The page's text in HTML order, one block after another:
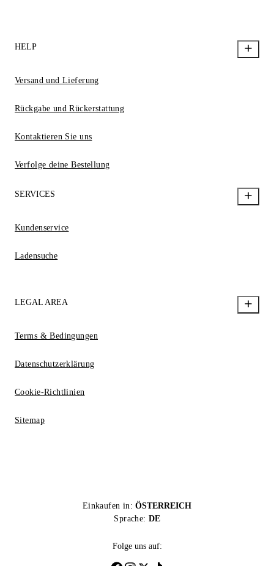
HELP
Versand und Lieferung
Rückgabe und Rückerstattung
Kontaktieren Sie uns
Verfolge deine Bestellung
SERVICES
Kundenservice
Ladensuche
LEGAL AREA
Terms & Bedingungen
Datenschutzerklärung
Cookie-Richtlinien
Sitemap
Einkaufen in: ÖSTERREICH
Sprache: DE
Folge uns auf: